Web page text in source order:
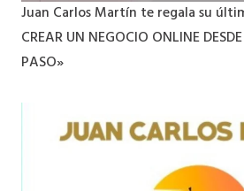
Juan Carlos Martín te regala su
CREAR UN NEGOCIO ONLINE
PASO»